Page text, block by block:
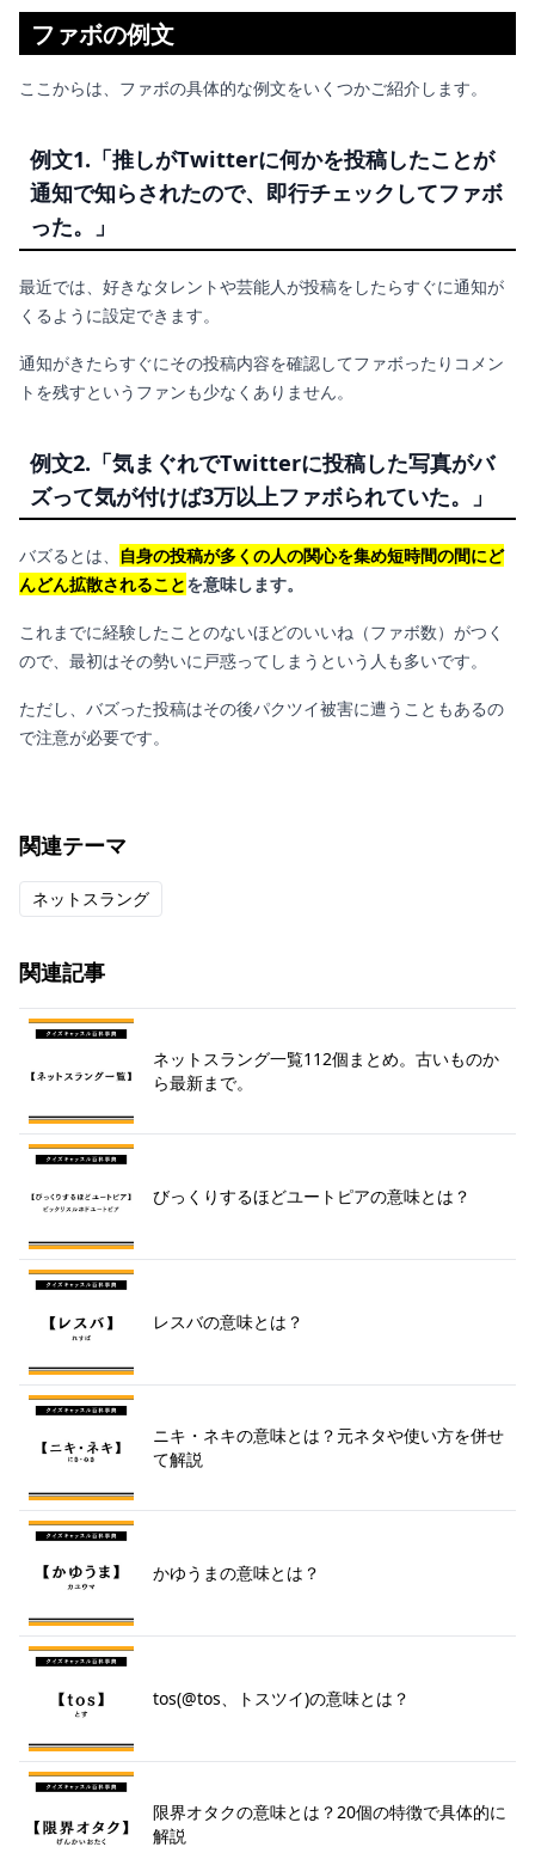
ファボの例文
ここからは、ファボの具体的な例文をいくつかご紹介します。
例文1.「推しがTwitterに何かを投稿したことが
通知で知らされたので、即行チェックしてファボ
った。」
最近では、好きなタレントや芸能人が投稿をしたらすぐに通知が
くるように設定できます。
通知がきたらすぐにその投稿内容を確認してファボったりコメン
トを残すというファンも少なくありません。
例文2.「気まぐれでTwitterに投稿した写真がバ
ズって気が付けば3万以上ファボられていた。」
バズるとは、
自身の投稿が多くの人の関心を集め短時間の間にど
んどん拡散されることを意味します。
これまでに経験したことのないほどのいいね（ファボ数）がつく
ので、最初はその勢いに戸惑ってしまうという人も多いです。
ただし、バズった投稿はその後パクツイ被害に遭うこともあるの
で注意が必要です。
関連テーマ
ネットスラング
関連記事
ネットスラング一覧112個まとめ。古いものか
ら最新まで。
びっくりするほどユートピアの意味とは？
レスバの意味とは？
ニキ・ネキの意味とは？元ネタや使い方を併せ
て解説
かゆうまの意味とは？
tos(@tos、トスツイ)の意味とは？
限界オタクの意味とは？20個の特徴で具体的に
解説